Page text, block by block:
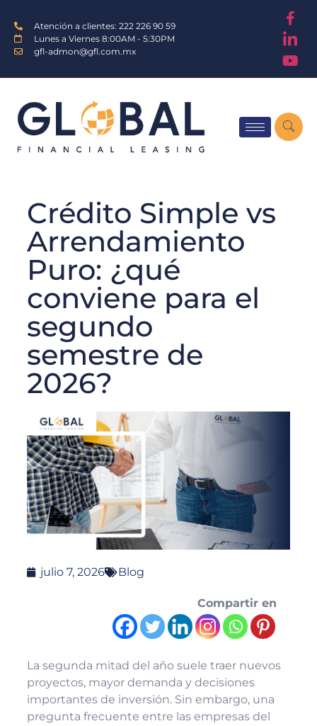
Atención a clientes: 222 226 90 59
Lunes a Viernes 8:00AM - 5:30PM
gfl-admon@gfl.com.mx
Crédito Simple vs
Arrendamiento
Puro: ¿qué
conviene para el
segundo
semestre de
2026?
julio 7, 2026 Blog
Compartir en
La segunda mitad del año suele traer nuevos
proyectos, mayor demanda y decisiones
importantes de inversión. Sin embargo, una
pregunta frecuente entre las empresas del